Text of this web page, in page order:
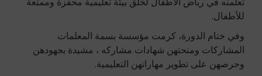
للأطفال.
وفي ختام الدورة، كرمت مؤسسة بسمة المعلمات
المشاركات ومنحتهن شهادات مشاركه ، مشيدة بجهودهن
وحرصهن على تطوير مهاراتهن التعليمية.